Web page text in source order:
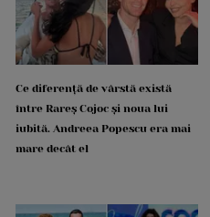
Ce diferență de vârstă există
între Rareș Cojoc și noua lui
iubită. Andreea Popescu era mai
mare decât el